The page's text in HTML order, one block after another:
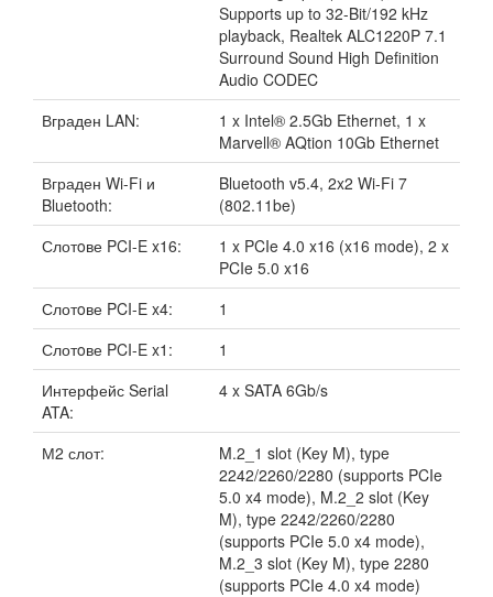
Supports up to 32-Bit/192 kHz
playback, Realtek ALC1220P 7.1
Surround Sound High Definition
Audio CODEC
Вграден LAN:
1 x Intel® 2.5Gb Ethernet, 1 x
Marvell® AQtion 10Gb Ethernet
Вграден Wi-Fi и
Bluetooth:
Bluetooth v5.4, 2x2 Wi-Fi 7
(802.11be)
Слотoве PCI-E x16:
1 x PCIe 4.0 x16 (x16 mode), 2 x
PCIe 5.0 x16
Слотoве PCI-E x4:
1
Слотoве PCI-E x1:
1
Интерфейс Serial
ATA:
4 x SATA 6Gb/s
М2 слот:
M.2_1 slot (Key M), type
2242/2260/2280 (supports PCIe
5.0 x4 mode), M.2_2 slot (Key
M), type 2242/2260/2280
(supports PCIe 5.0 x4 mode),
M.2_3 slot (Key M), type 2280
(supports PCIe 4.0 x4 mode)